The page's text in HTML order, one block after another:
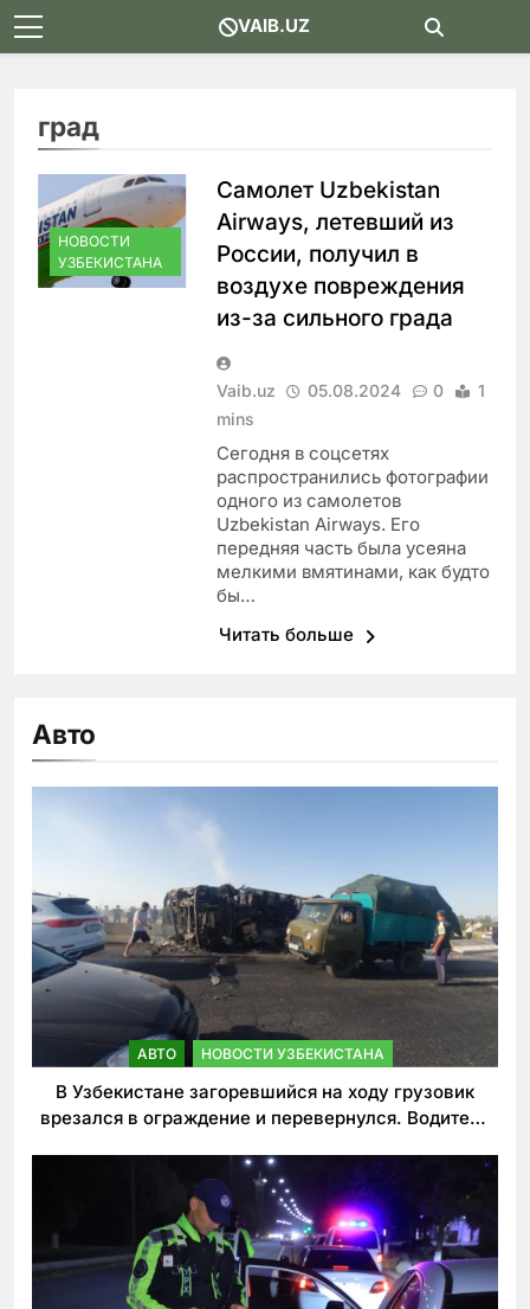
Skip
to
VAIB.UZ
град
НОВОСТИ
УЗБЕКИСТАНА
Самолет Uzbekistan
Airways, летевший из
России, получил в
воздухе повреждения
из-за сильного града
Vaib.uz 05.08.2024 0
1
mins
Сегодня в соцсетях
распространились фотографии
одного из самолетов
Uzbekistan Airways. Его
передняя часть была усеяна
мелкими вмятинами, как будто
бы…
Читать больше
Авто
АВТО НОВОСТИ УЗБЕКИСТАНА
В Узбекистане загоревшийся на ходу грузовик
врезался в ограждение и перевернулся. Водитель